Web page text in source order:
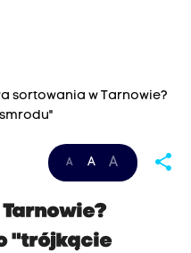
sortowania w Tarnowie?
A A A share
"trójkącie